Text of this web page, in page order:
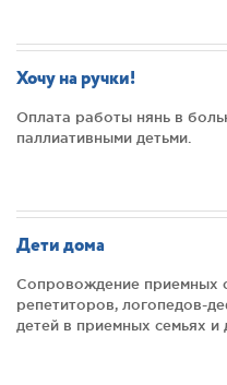
Хочу на ручки!
Оплата работы нянь в
паллиативными детьми.
Дети дома
Сопровождение приемных
репетиторов, логопедов-
детей в приемных семьях и